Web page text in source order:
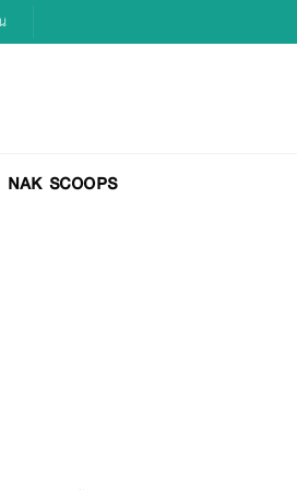
NAK SCOOPS